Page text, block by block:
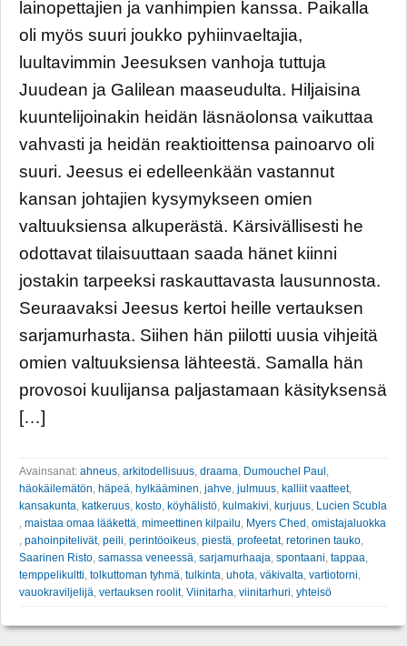
lainopettajien ja vanhimpien kanssa. Paikalla
oli myös suuri joukko pyhiinvaeltajia,
luultavimmin Jeesuksen vanhoja tuttuja
Juudean ja Galilean maaseudulta. Hiljaisina
kuuntelijoinakin heidän läsnäolonsa vaikuttaa
vahvasti ja heidän reaktioittensa painoarvo oli
suuri. Jeesus ei edelleenkään vastannut
kansan johtajien kysymykseen omien
valtuuksiensa alkuperästä. Kärsivällisesti he
odottavat tilaisuuttaan saada hänet kiinni
jostakin tarpeeksi raskauttavasta lausunnosta.
Seuraavaksi Jeesus kertoi heille vertauksen
sarjamurhasta. Siihen hän piilotti uusia vihjeitä
omien valtuuksiensa lähteestä. Samalla hän
provosoi kuulijansa paljastamaan käsityksensä
[…]
Avainsanat: ahneus arkitodellisuus draama Dumouchel Paul
häokäilemätön häpeä hylkääminen jahve julmuus kalliit vaatteet,
kansakunta katkeruus kosto köyhälistö kulmakivi kurjuus Lucien Scubla
maistaa omaa lääkettä mimeettinen kilpailu Myers Ched omistajaluokka
pahoinpitelivät, peili perintöoikeus piestä profeetat, retorinen tauko
Saarinen Risto samassa veneessä sarjamurhaaja spontaani tappaa
temppelikultti tolkuttoman tyhmä tulkinta uhota väkivalta vartiotorni
vauokraviljelijä vertauksen roolit, Viinitarha viinitarhuri yhteisö